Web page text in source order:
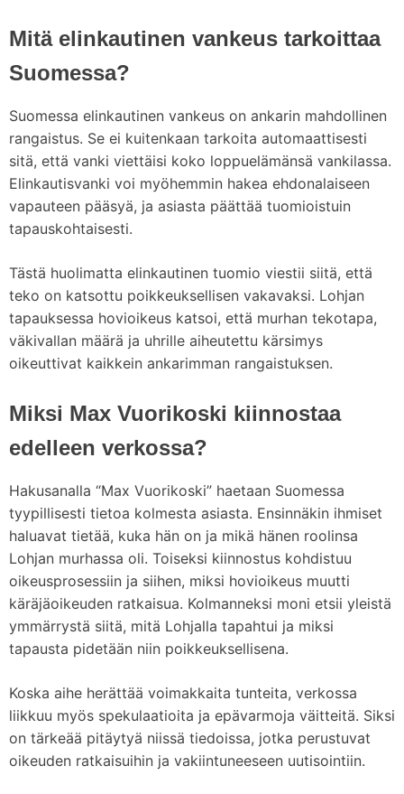
Mitä elinkautinen vankeus tarkoittaa
Suomessa?
Suomessa elinkautinen vankeus on ankarin mahdollinen
rangaistus. Se ei kuitenkaan tarkoita automaattisesti
sitä, että vanki viettäisi koko loppuelämänsä vankilassa.
Elinkautisvanki voi myöhemmin hakea ehdonalaiseen
vapauteen pääsyä, ja asiasta päättää tuomioistuin
tapauskohtaisesti.
Tästä huolimatta elinkautinen tuomio viestii siitä, että
teko on katsottu poikkeuksellisen vakavaksi. Lohjan
tapauksessa hovioikeus katsoi, että murhan tekotapa,
väkivallan määrä ja uhrille aiheutettu kärsimys
oikeuttivat kaikkein ankarimman rangaistuksen.
Miksi Max Vuorikoski kiinnostaa
edelleen verkossa?
Hakusanalla “Max Vuorikoski” haetaan Suomessa
tyypillisesti tietoa kolmesta asiasta. Ensinnäkin ihmiset
haluavat tietää, kuka hän on ja mikä hänen roolinsa
Lohjan murhassa oli. Toiseksi kiinnostus kohdistuu
oikeusprosessiin ja siihen, miksi hovioikeus muutti
käräjäoikeuden ratkaisua. Kolmanneksi moni etsii yleistä
ymmärrystä siitä, mitä Lohjalla tapahtui ja miksi
tapausta pidetään niin poikkeuksellisena.
Koska aihe herättää voimakkaita tunteita, verkossa
liikkuu myös spekulaatioita ja epävarmoja väitteitä. Siksi
on tärkeää pitäytyä niissä tiedoissa, jotka perustuvat
oikeuden ratkaisuihin ja vakiintuneeseen uutisointiin.